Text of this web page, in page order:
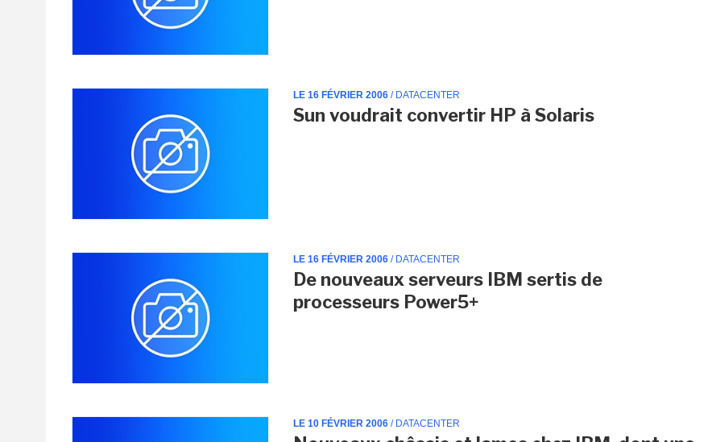
LE 16 FÉVRIER 2006 / DATACENTER
Sun voudrait convertir HP à Solaris
LE 16 FÉVRIER 2006 / DATACENTER
De nouveaux serveurs IBM sertis de
processeurs Power5+
LE 10 FÉVRIER 2006 / DATACENTER